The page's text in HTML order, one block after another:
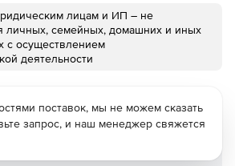
лицам и ИП – не
личных, семейных, домашних и иных
с осуществлением
деятельности
поставок, мы не можем сказать
запрос, и наш менеджер свяжется